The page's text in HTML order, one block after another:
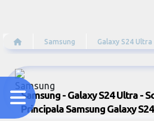
Samsung Galaxy S24 Ultra
Samsung - Galaxy S24 Ultra -
Principala Samsung Galaxy